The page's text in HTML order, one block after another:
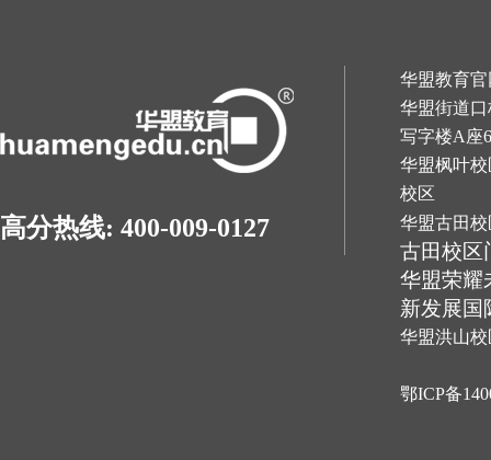
高分热线: 400-009-0127
华盟教育官
华盟街道
写字楼A座
华盟枫叶
校区
华盟古田
古田校区
华盟荣耀
新发展国
华盟洪山
鄂ICP备